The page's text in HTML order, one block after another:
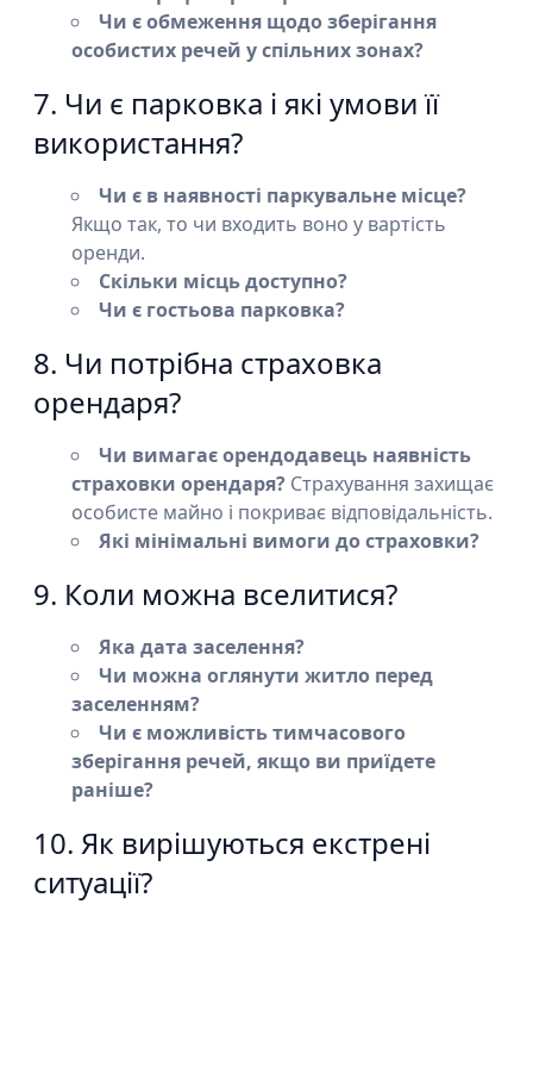
Чи є обмеження щодо зберігання
особистих речей у спільних зонах?
7. Чи є парковка і які умови її
використання?
Чи є в наявності паркувальне місце?
Якщо так, то чи входить воно у вартість
оренди.
Скільки місць доступно?
Чи є гостьова парковка?
8. Чи потрібна страховка
орендаря?
Чи вимагає орендодавець наявність
страховки орендаря? Страхування захищає
особисте майно і покриває відповідальність.
Які мінімальні вимоги до страховки?
9. Коли можна вселитися?
Яка дата заселення?
Чи можна оглянути житло перед
заселенням?
Чи є можливість тимчасового
зберігання речей, якщо ви приїдете
раніше?
10. Як вирішуються екстрені
ситуації?